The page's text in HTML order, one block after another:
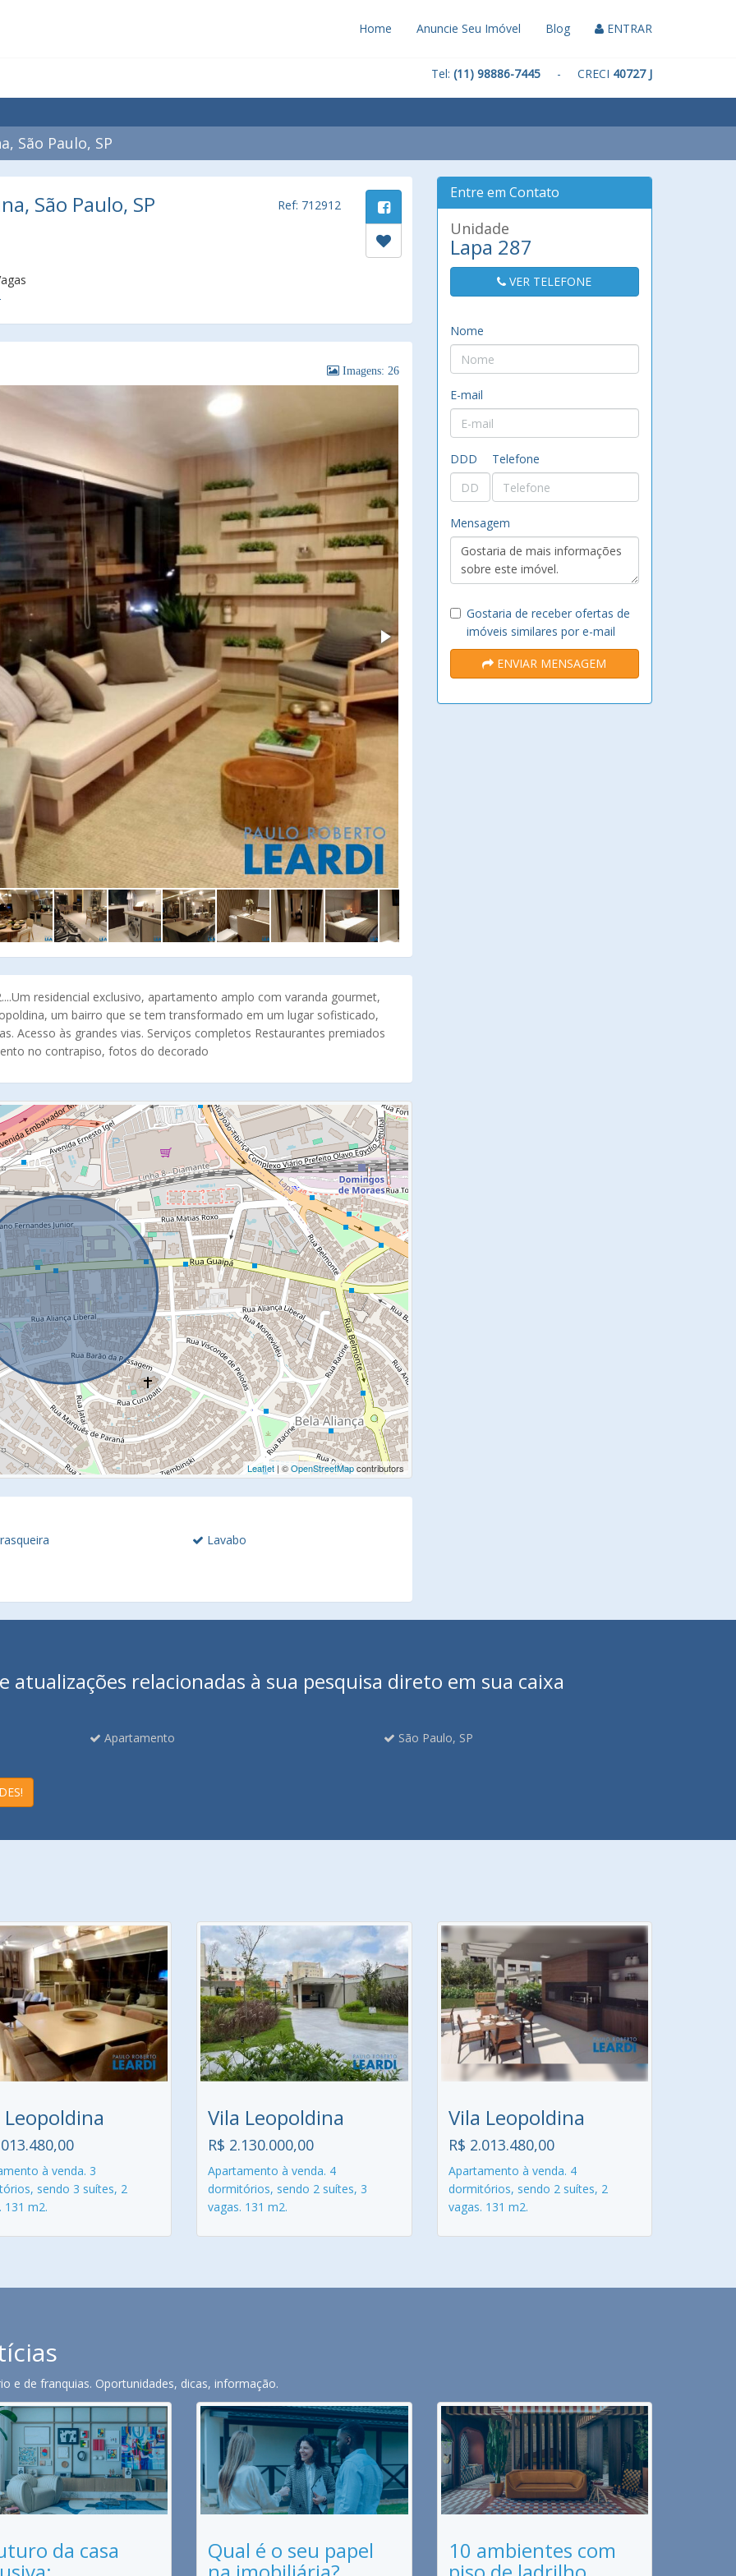
Home Anuncie Seu Imóvel Blog ENTRAR
Tel: (11) 98886-7445 - CRECI 40727 J
São Paulo, SP
São Paulo, SP Ref: 712912
Imagens: 26
residencial exclusivo, apartamento amplo com varanda gourmet,
um bairro que se tem transformado em um lugar sofisticado,
Acesso às grandes vias. Serviços completos Restaurantes premiados
no contrapiso, fotos do decorado
Leaflet| ©OpenStreetMapcontributors
Lavabo
Entre em Contato
Unidade
Lapa 287
VER TELEFONE
Nome
E-mail
DDD Telefone
Mensagem
Gostaria de receber ofertas de
imóveis similares por e-mail
ENVIAR MENSAGEM
atualizações relacionadas à sua pesquisa direto em sua caixa
Apartamento São Paulo, SP
Leopoldina
à venda. 3
sendo 3 suítes, 2
131 m2.
Vila Leopoldina
R$ 2.130.000,00
Apartamento à venda. 4
dormitórios, sendo 2 suítes, 3
vagas. 131 m2.
Vila Leopoldina
R$ 2.013.480,00
Apartamento à venda. 4
dormitórios, sendo 2 suítes, 2
vagas. 131 m2.
e de franquias. Oportunidades, dicas, informação.
da casa Qual é o seu papel 10 ambientes com